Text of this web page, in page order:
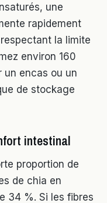
une
rapidement
la limite
environ 160
un encas ou un
de stockage
intestinal
proportion de
de chia en
34 %. Si les fibres